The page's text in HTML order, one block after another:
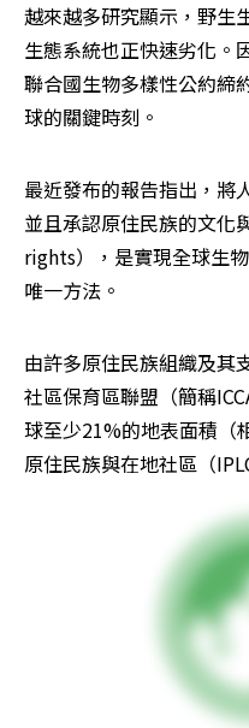
越來越多研究顯示，野生
生態系統也正快速劣化。
聯合國生物多樣性公約締
球的關鍵時刻。
最近發布的報告指出，將
並且承認原住民族的文
rights），是實現全球生
唯一方法。
由許多原住民族組織及其
社區保育區聯盟（簡稱
球至少21%的地表面積（
原住民族與在地社區（